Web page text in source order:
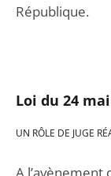
République.
Loi du 24
UN RÔLE DE JUGE